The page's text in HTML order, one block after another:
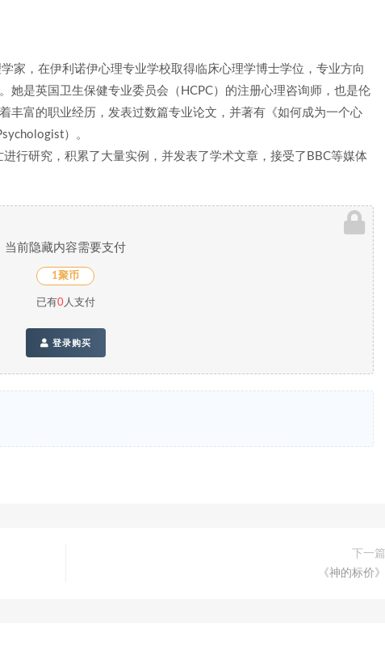
家，在伊利诺伊心理专业学校取得临床心理学博士学位，专业方向
她是英国卫生保健专业委员会（HCPC）的注册心理咨询师，也是伦
丰富的职业经历，发表过数篇专业论文，并著有《如何成为一个心
）。
行研究，积累了大量实例，并发表了学术文章，接受了BBC等媒体
当前隐藏内容需要支付
1聚币
已有0人支付
登录购买
下一篇
《神的标价》